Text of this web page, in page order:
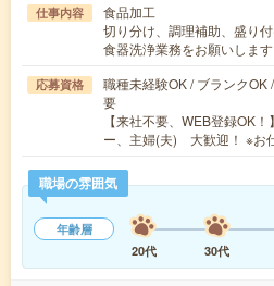
仕事内容
食品加工
切り分け、調理補助、盛り
食器洗浄業務をお願いしま
応募資格
職種未経験OK / ブランクOK
要
【来社不要、WEB登録OK
ー、主婦(夫) 大歓迎！ ※お
職場の雰囲気
年齢層
20代
30代